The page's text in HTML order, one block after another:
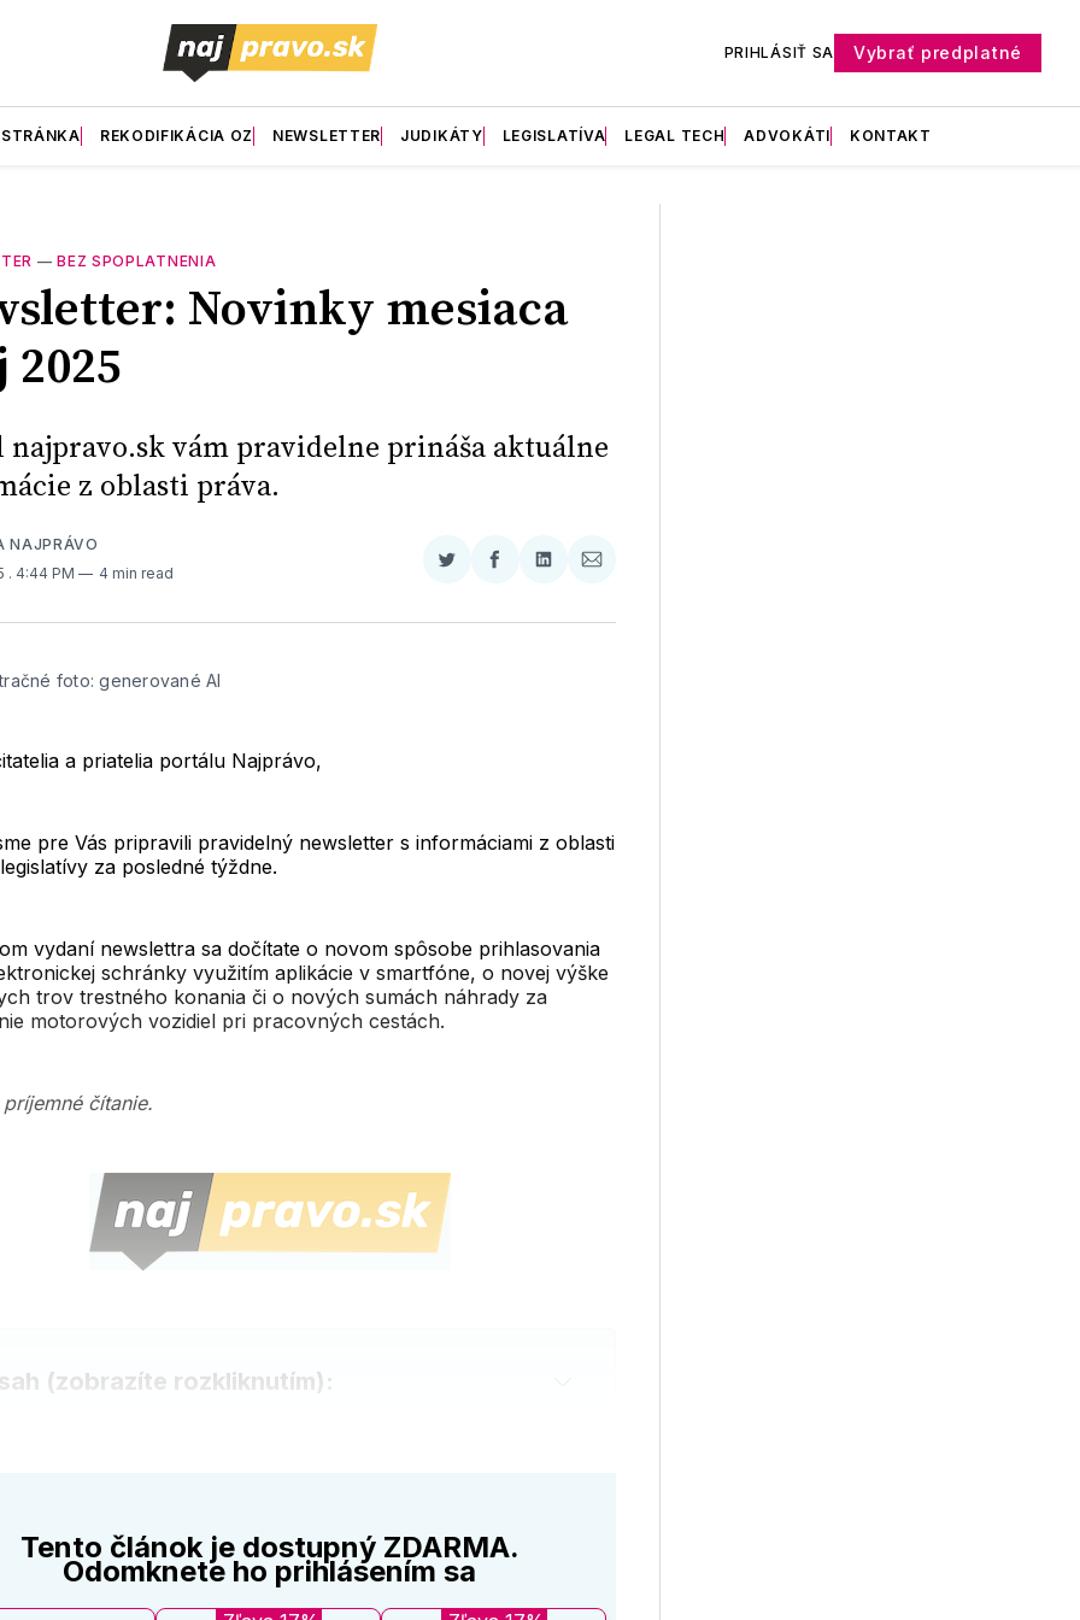
PRIHLÁSIŤ SA Vybrať predplatné
REKODIFIKÁCIA OZ NEWSLETTER JUDIKÁTY LEGISLATÍVA LEGAL TECH ADVOKÁTI KONTAKT
—BEZ SPOPLATNENIA
Novinky mesiaca
2025
najpravo.sk vám pravidelne prináša aktuálne
z oblasti práva.
NAJPRÁVO
. 4:44 PM 4 min read
Zdieľať
Twitter
Zdieľať
Facebooku
Zdieľať
LinkedIne
Zdieľať
E-
foto: generované AI
a priatelia portálu Najprávo,
pre Vás pripravili pravidelný newsletter s informáciami z oblasti
za posledné týždne.
vydaní newslettra sa dočítate o novom spôsobe prihlasovania
schránky využitím aplikácie v smartfóne, o novej výške
trov trestného konania či o nových sumách náhrady za
motorových vozidiel pri pracovných cestách.
čítanie.
(zobrazíte rozkliknutím):
vyberáme
Tento článok je dostupný ZDARMA.
Odomknete ho prihlásením sa